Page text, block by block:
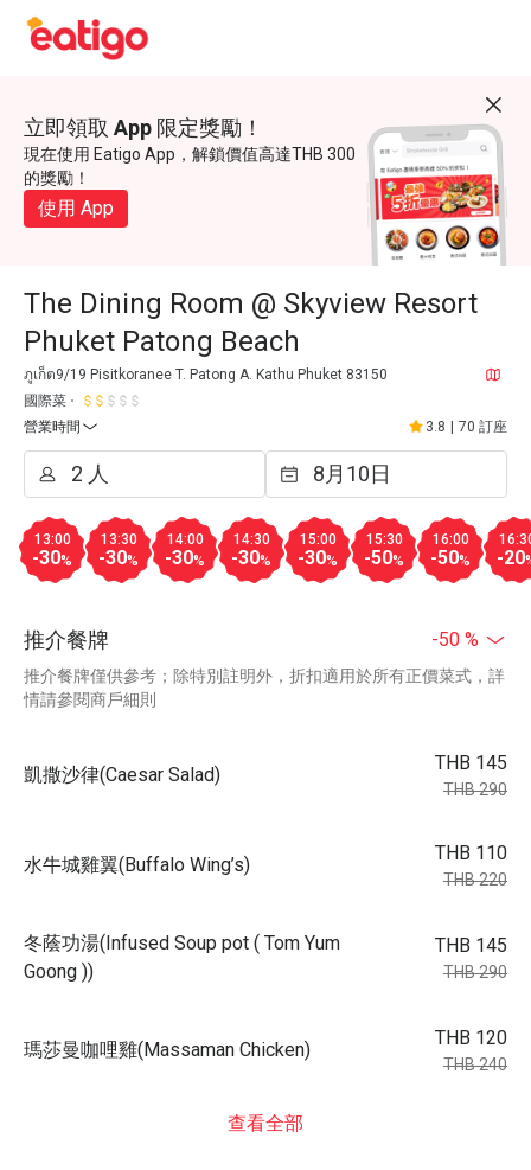
立即領取 App 限定獎勵！
現在使用 Eatigo App，解鎖價值高達THB 300
的獎勵！
使用 App
The Dining Room @ Skyview Resort
Phuket Patong Beach
ภูเก็ต9/19 Pisitkoranee T. Patong A. Kathu Phuket 83150
國際菜
營業時間
3.8 70 訂座
13:00
-30%
13:30
-30%
14:00
-30%
14:30
-30%
15:00
-30%
15:30
-50%
16:00
-50% -20
推介餐牌 -50 %
推介餐牌僅供參考；除特別註明外，折扣適用於所有正價菜式，詳
情請參閱商戶細則
凱撒沙律(Caesar Salad)
THB 145
THB 290
水牛城雞翼(Buffalo Wing’s)
THB 110
THB 220
冬蔭功湯(Infused Soup pot ( Tom Yum
Goong ))
THB 145
THB 290
瑪莎曼咖哩雞(Massaman Chicken)
THB 120
THB 240
查看全部